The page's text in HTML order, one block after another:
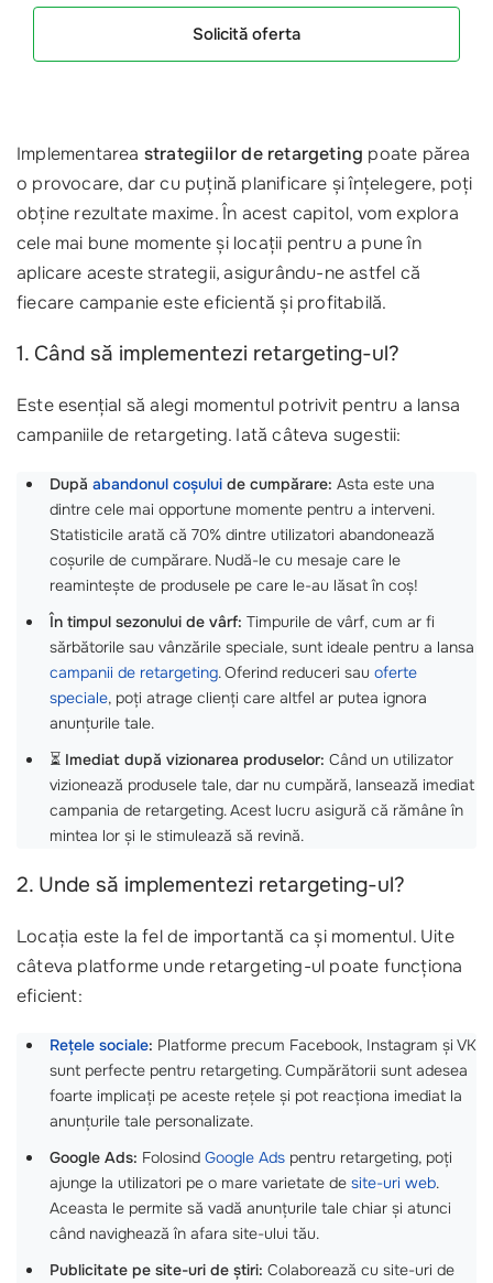
Solicită oferta
Implementarea strategiilor de retargeting poate părea
o provocare, dar cu puțină planificare și înțelegere, poți
obține rezultate maxime. În acest capitol, vom explora
cele mai bune momente și locații pentru a pune în
aplicare aceste strategii, asigurându-ne astfel că
fiecare campanie este eficientă și profitabilă.
1. Când să implementezi retargeting-ul?
Este esențial să alegi momentul potrivit pentru a lansa
campaniile de retargeting. Iată câteva sugestii:
După abandonul coșului de cumpărare: Asta este una
dintre cele mai opportune momente pentru a interveni.
Statisticile arată că 70% dintre utilizatori abandonează
coșurile de cumpărare. Nudă-le cu mesaje care le
reamintește de produsele pe care le-au lăsat în coș!
În timpul sezonului de vârf: Timpurile de vârf, cum ar fi
sărbătorile sau vânzările speciale, sunt ideale pentru a lansa
campanii de retargeting. Oferind reduceri sau oferte
speciale, poți atrage clienți care altfel ar putea ignora
anunțurile tale.
⏳ Imediat după vizionarea produselor: Când un utilizator
vizionează produsele tale, dar nu cumpără, lansează imediat
campania de retargeting. Acest lucru asigură că rămâne în
mintea lor și le stimulează să revină.
2. Unde să implementezi retargeting-ul?
Locația este la fel de importantă ca și momentul. Uite
câteva platforme unde retargeting-ul poate funcționa
eficient:
Rețele sociale: Platforme precum Facebook, Instagram și VK
sunt perfecte pentru retargeting. Cumpărătorii sunt adesea
foarte implicați pe aceste rețele și pot reacționa imediat la
anunțurile tale personalizate.
Google Ads: Folosind Google Ads pentru retargeting, poți
ajunge la utilizatori pe o mare varietate de site-uri web.
Aceasta le permite să vadă anunțurile tale chiar și atunci
când navighează în afara site-ului tău.
Publicitate pe site-uri de știri: Colaborează cu site-uri de